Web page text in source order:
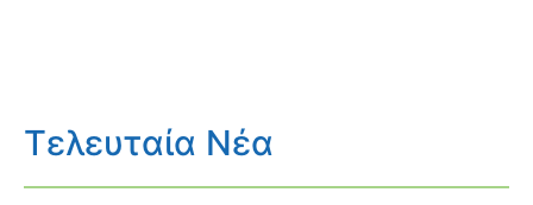
Τελευταία Νέα